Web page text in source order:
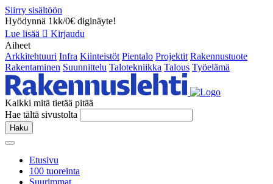
Siirry sisältöön
Hyödynnä 1kk/0€ diginäyte!
Lue lisää
Kirjaudu
Aiheet
Arkkitehtuuri Infra Kiinteistöt Pientalo Projektit Rakennustuote
Rakentaminen Suunnittelu Talotekniikka Talous Työelämä
Kaikki mitä tietää pitää
Hae tältä sivustolta
Haku
Etusivu
100 tuoreinta
Suurimmat